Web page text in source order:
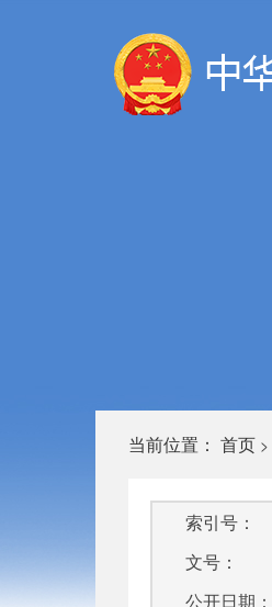
当前位置： 首页 >
索引号：
文号：
公开日期：